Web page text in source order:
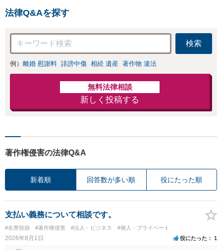
をご説明し、より
良い解決を目指し
ます。
法律Q&Aを探す
検索
例） 離婚 慰謝料 誹謗中傷 相続 遺産 著作物 違法
無料法律相談
新しく投稿する
著作権侵害の法律Q&A
新着順 回答数が多い順 役にたった順
支払い義務について相談です。
#名誉毀損 #著作権侵害 #法人・ビジネス #個人・プライベート
2026年8月1日 役にたった 1